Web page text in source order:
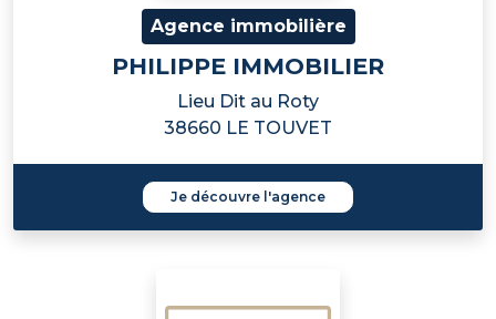
Agence immobilière
PHILIPPE IMMOBILIER
Lieu Dit au Roty
38660 LE TOUVET
Je découvre l'agence